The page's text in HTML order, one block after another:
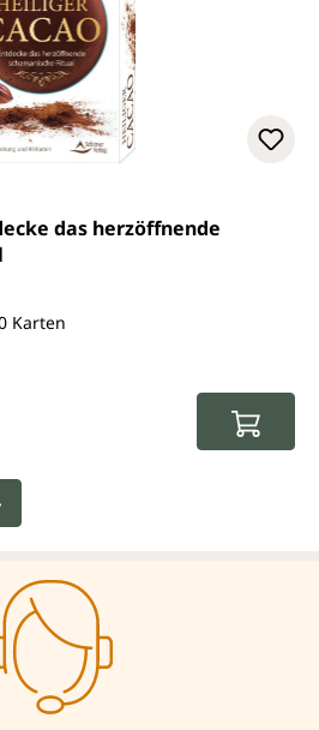
von 5 von 5 Sternen
das herzöffnende
Karten